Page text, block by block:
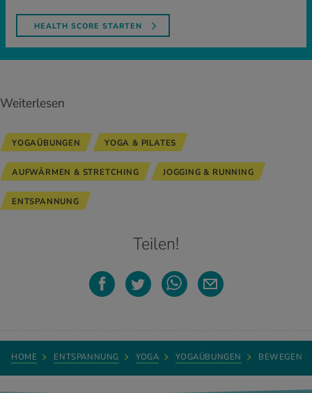
HEALTH SCORE STARTEN
Weiterlesen
YOGAÜBUNGEN YOGA & PILATES
AUFWÄRMEN & STRETCHING JOGGING & RUNNING
ENTSPANNUNG
Teilen!
HOME ENTSPANNUNG YOGA YOGAÜBUNGEN BEWEGEN